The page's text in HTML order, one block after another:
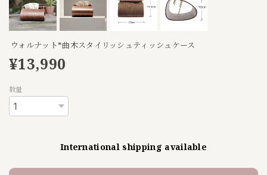
ウォルナット*曲木スタイリッシュティッシュケース
¥13,990
数量
International shipping available